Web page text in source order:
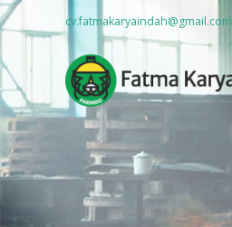
cv.fatmakaryaindah@gmail.com